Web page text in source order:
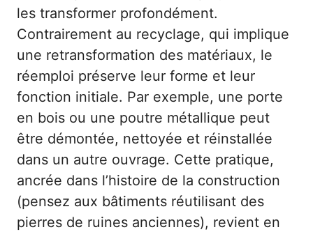
les transformer profondément.
Contrairement au recyclage, qui implique
une retransformation des matériaux, le
réemploi préserve leur forme et leur
fonction initiale. Par exemple, une porte
en bois ou une poutre métallique peut
être démontée, nettoyée et réinstallée
dans un autre ouvrage. Cette pratique,
ancrée dans l’histoire de la construction
(pensez aux bâtiments réutilisant des
pierres de ruines anciennes), revient en